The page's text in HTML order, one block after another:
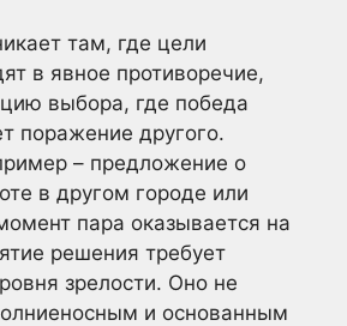
там, где цели
в явное противоречие,
выбора, где победа
поражение другого.
– предложение о
в другом городе или
пара оказывается на
решения требует
зрелости. Оно не
и основанным